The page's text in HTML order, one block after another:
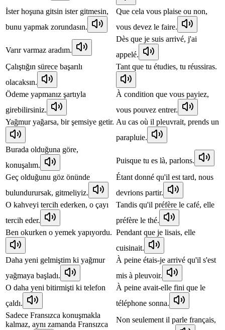
İster hoşuna gitsin ister gitmesin,
bunu yapmak zorundasın.
Que cela vous plaise ou non,
vous devez le faire.
Varır varmaz aradım.
Dès que je suis arrivé, j'ai
appelé.
Çalıştığın sürece başarılı
olacaksın.
Tant que tu étudies, tu réussiras.
Ödeme yapmanız şartıyla
girebilirsiniz.
À condition que vous payiez,
vous pouvez entrer.
Yağmur yağarsa, bir şemsiye getir. Au cas où il pleuvrait, prends un
parapluie.
Burada olduğuna göre,
konuşalım.
Puisque tu es là, parlons.
Geç olduğunu göz önünde
bulundurursak, gitmeliyiz.
Étant donné qu'il est tard, nous
devrions partir.
O kahveyi tercih ederken, o çayı
tercih eder.
Tandis qu'il préfère le café, elle
préfère le thé.
Ben okurken o yemek yapıyordu. Pendant que je lisais, elle
cuisinait.
Daha yeni gelmiştim ki yağmur
yağmaya başladı.
À peine étais-je arrivé qu'il s'est
mis à pleuvoir.
O daha yeni bitirmişti ki telefon
çaldı.
À peine avait-elle fini que le
téléphone sonna.
Sadece Fransızca konuşmakla
kalmaz, aynı zamanda Fransızca
Non seulement il parle français,